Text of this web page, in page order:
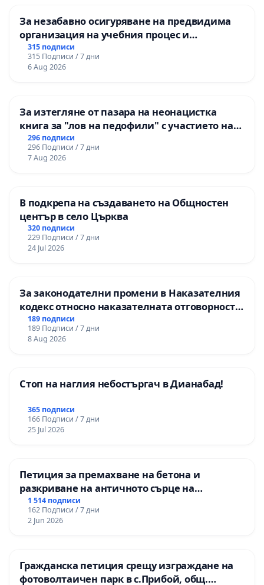
За незабавно осигуряване на предвидима
организация на учебния процес и
гарантиране на правото на равнопоставено
и качествено образование на учениците от
ОУ „Княз Александър I“ и Хуманитарна
315 подписи
315 Подписи / 7 дни
6 Aug 2026
За изтегляне от пазара на неонацистка
книга за "лов на педофили" с участието на
деца
296 подписи
296 Подписи / 7 дни
7 Aug 2026
В подкрепа на създаването на Общностен
център в село Църква
320 подписи
229 Подписи / 7 дни
24 Jul 2026
За законодателни промени в Наказателния
кодекс относно наказателната отговорност
на непълнолетните при особено тежки
умишлени престъпления
189 подписи
189 Подписи / 7 дни
8 Aug 2026
Стоп на наглия небостъргач в Дианабад!
365 подписи
166 Подписи / 7 дни
25 Jul 2026
Петиция за премахване на бетона и
разкриване на античното сърце на
Могиланската могила във Враца
1 514 подписи
162 Подписи / 7 дни
2 Jun 2026
Гражданска петиция срещу изграждане на
фотоволтаичен парк в с.Прибой, общ.